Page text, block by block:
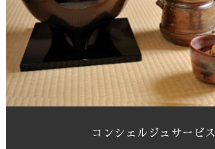
コンシェルジュサービス